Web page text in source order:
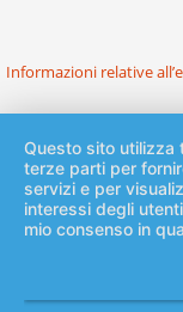
Informazioni relative
Questo sito utilizza
terze parti per
servizi e per
interessi degli
mio consenso in